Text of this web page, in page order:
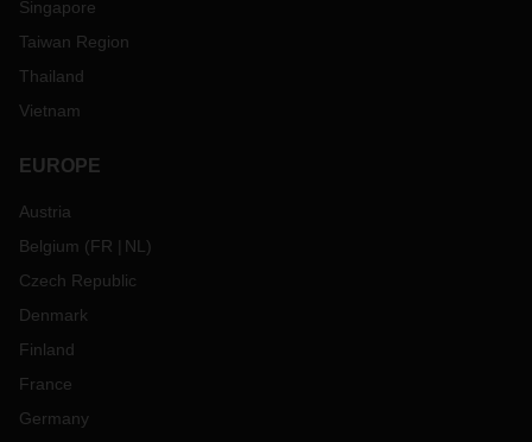
Singapore
Taiwan Region
Thailand
Vietnam
EUROPE
Austria
Belgium (FR NL )
Czech Republic
Denmark
Finland
France
Germany